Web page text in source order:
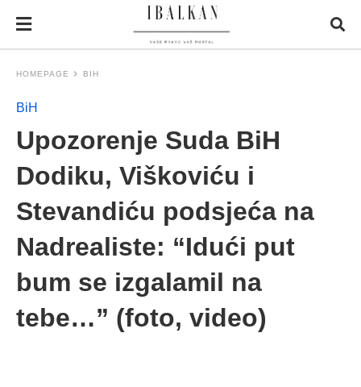
HOMEPAGE BIH
BiH
Upozorenje Suda BiH
Dodiku, Viškoviću i
Stevandiću podsjeća na
Nadrealiste: “Idući put
bum se izgalamil na
tebe…” (foto, video)